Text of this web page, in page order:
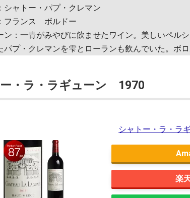
シャトー・パプ・クレマン
フランス ボルドー
ン：一青がみやびに飲ませたワイン。美しいペル
パプ・クレマンを雫とローランも飲んでいた。ボロ
・ラ・ラギューン 1970
シャトー・ラ・ラ
楽